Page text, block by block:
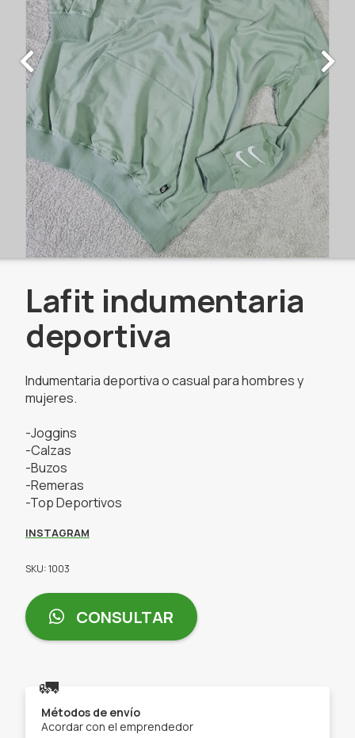
Lafit indumentaria
deportiva
Indumentaria deportiva o casual para hombres y
mujeres.
-Joggins
-Calzas
-Buzos
-Remeras
-Top Deportivos
INSTAGRAM
SKU: 1003
CONSULTAR
🚛
Métodos de envío
Acordar con el emprendedor